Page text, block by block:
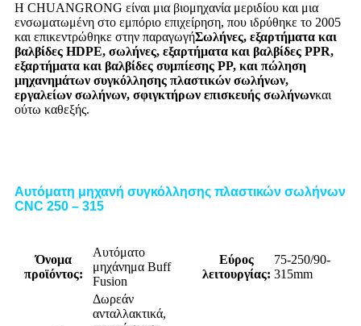
Η CHUANGRONG είναι μια βιομηχανία μεριδίου και μια
ενσωματωμένη στο εμπόριο επιχείρηση, που ιδρύθηκε το 2005
και επικεντρώθηκε στην παραγωγήΣωλήνες, εξαρτήματα και
βαλβίδες HDPE, σωλήνες, εξαρτήματα και βαλβίδες PPR,
εξαρτήματα και βαλβίδες συμπίεσης PP, και πώληση
μηχανημάτων συγκόλλησης πλαστικών σωλήνων,
εργαλείων σωλήνων, σφιγκτήρων επισκευής σωλήνωνκαι
ούτω καθεξής.
Αυτόματη μηχανή συγκόλλησης πλαστικών σωλήνων
CNC 250 – 315
Όνομα
προϊόντος:
Αυτόματο
μηχάνημα Buff
Fusion
Εύρος
λειτουργίας:
75-250/90-
315mm
Δωρεάν
ανταλλακτικά,